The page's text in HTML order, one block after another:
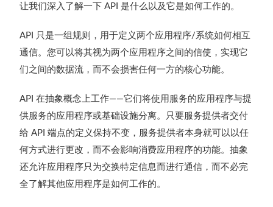
让我们深入了解一下 API 是什么以及它是如何工作的。
API 只是一组规则，用于定义两个应用程序/系统如何相互
通信。您可以将其视为两个应用程序之间的信使，实现它
们之间的数据流，而不会损害任何一方的核心功能。
API在抽象概念上工作——它们将使用服务的应用程序与提
供服务的应用程序或基础设施分离。只要服务提供者交付
给 API端点的定义保持不变，服务提供者本身就可以以任
何方式进行更改，而不会影响消费应用程序的功能。抽象
还允许应用程序只为交换特定信息而进行通信，而不必完
全了解其他应用程序是如何工作的。